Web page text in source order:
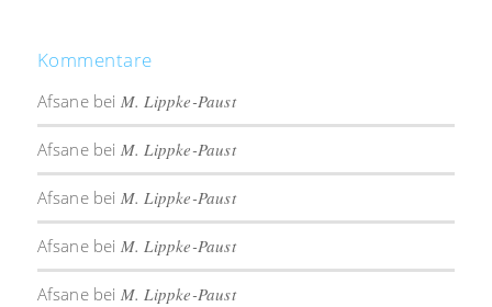
Kommentare
Afsanebei M. Lippke-Paust
Afsanebei M. Lippke-Paust
Afsanebei M. Lippke-Paust
Afsanebei M. Lippke-Paust
Afsanebei M. Lippke-Paust